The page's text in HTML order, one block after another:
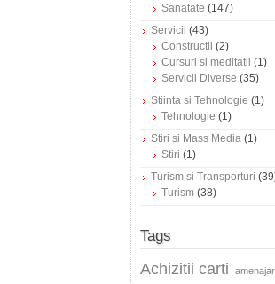
Sanatate (147)
Servicii (43)
Constructii (2)
Cursuri si meditatii (1)
Servicii Diverse (35)
Stiinta si Tehnologie (1)
Tehnologie (1)
Stiri si Mass Media (1)
Stiri (1)
Turism si Transporturi
Turism (38)
Tags
Achizitii carti